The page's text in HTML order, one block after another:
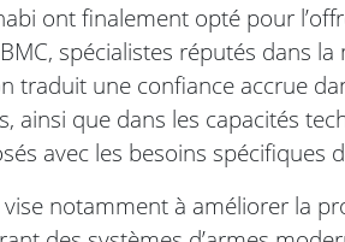
ont finalement opté pour
spécialistes réputés dans
traduit une confiance accrue
ainsi que dans les capacités
avec les besoins spécifiques
notamment à améliorer la